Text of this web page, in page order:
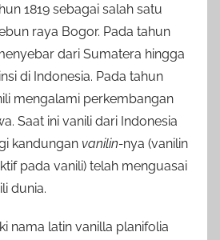
1819 sebagai salah satu
raya Bogor. Pada tahun
dari Sumatera hingga
di Indonesia. Pada tahun
mengalami perkembangan
Saat ini vanili dari Indonesia
kandungan vanilin-nya (vanilin
pada vanili) telah menguasai
dunia.
nama latin vanilla planifolia